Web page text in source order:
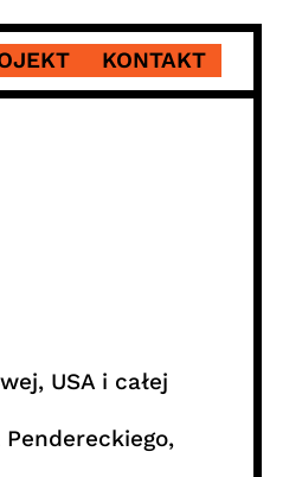
KONTAKT
USA i całej